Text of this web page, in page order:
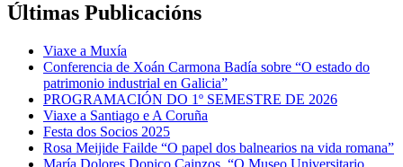
Últimas Publicacións
Viaxe a Muxía
Conferencia de Xoán Carmona Badía sobre “O estado do
patrimonio industrial en Galicia”
PROGRAMACIÓN DO 1º SEMESTRE DE 2026
Viaxe a Santiago e A Coruña
Festa dos Socios 2025
Rosa Meijide Failde “O papel dos balnearios na vida romana”